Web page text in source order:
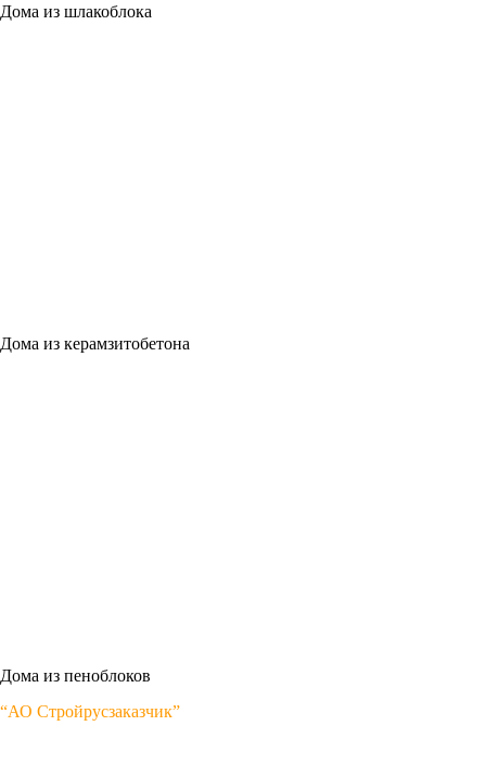
Дома из шлакоблока
Дома из керамзитобетона
Дома из пеноблоков
“АО Стройрусзаказчик”